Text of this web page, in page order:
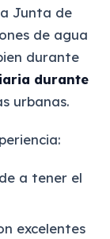
Junta de
de agua
durante
durante
urbanas.
a tener el
excelentes